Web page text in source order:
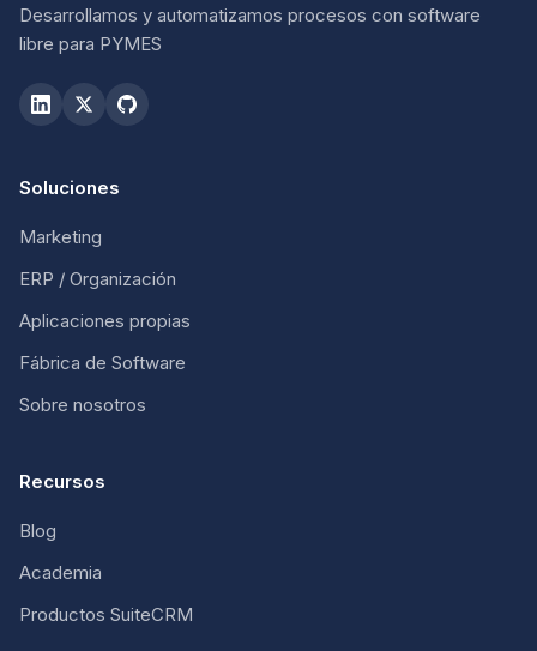
Desarrollamos y automatizamos procesos con software
libre para PYMES
Soluciones
Marketing
ERP / Organización
Aplicaciones propias
Fábrica de Software
Sobre nosotros
Recursos
Blog
Academia
Productos SuiteCRM